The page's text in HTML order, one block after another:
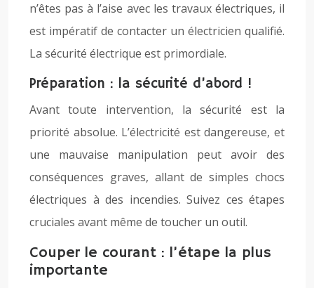
n’êtes pas à l’aise avec les travaux électriques, il
est impératif de contacter un électricien qualifié.
La sécurité électrique est primordiale.
Préparation : la sécurité d’abord !
Avant toute intervention, la sécurité est la
priorité absolue. L’électricité est dangereuse, et
une mauvaise manipulation peut avoir des
conséquences graves, allant de simples chocs
électriques à des incendies. Suivez ces étapes
cruciales avant même de toucher un outil.
Couper le courant : l’étape la plus
importante